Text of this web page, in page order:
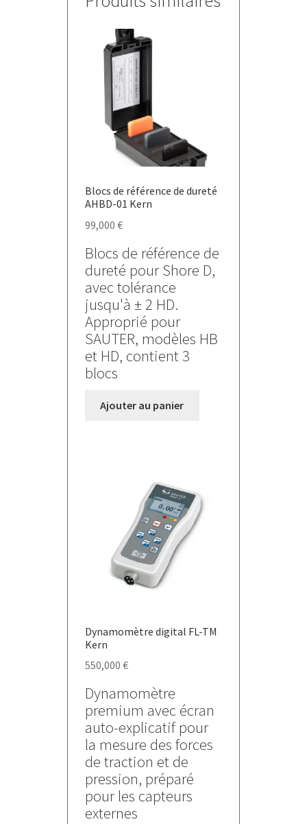
Blocs de référence de dureté
AHBD-01 Kern
99,000 €
Blocs de référence de
dureté pour Shore D,
avec tolérance
jusqu'à ± 2 HD.
Approprié pour
SAUTER, modèles HB
et HD, contient 3
blocs
Ajouter au panier
Dynamomètre digital FL-TM
Kern
550,000 €
Dynamomètre
premium avec écran
auto-explicatif pour
la mesure des forces
de traction et de
pression, préparé
pour les capteurs
externes